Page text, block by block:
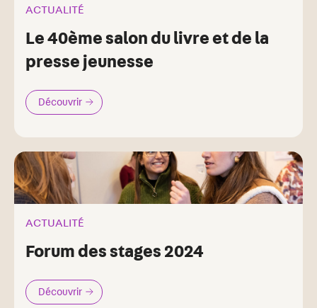
ACTUALITÉ
Le 40ème salon du livre et de la
presse jeunesse
Découvrir
ACTUALITÉ
Forum des stages 2024
Découvrir